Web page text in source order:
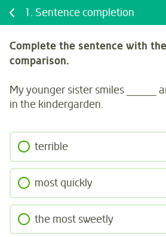
1. Sentence completion
Complete the sentence with
comparison.
My younger sister smiles _____
in the kindergarden.
terrible
most quickly
the most sweetly